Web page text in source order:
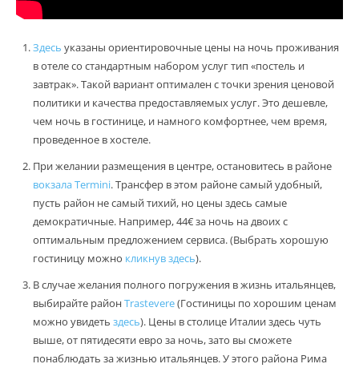
Здесь указаны ориентировочные цены на ночь проживания
в отеле со стандартным набором услуг тип «постель и
завтрак». Такой вариант оптимален с точки зрения ценовой
политики и качества предоставляемых услуг. Это дешевле,
чем ночь в гостинице, и намного комфортнее, чем время,
проведенное в хостеле.
При желании размещения в центре, остановитесь в районе
вокзала Termini. Трансфер в этом районе самый удобный,
пусть район не самый тихий, но цены здесь самые
демократичные. Например, 44€ за ночь на двоих с
оптимальным предложением сервиса. (Выбрать хорошую
гостиницу можно кликнув здесь).
В случае желания полного погружения в жизнь итальянцев,
выбирайте район Trastevere(Гостиницы по хорошим ценам
можно увидеть здесь). Цены в столице Италии здесь чуть
выше, от пятидесяти евро за ночь, зато вы сможете
понаблюдать за жизнью итальянцев. У этого района Рима